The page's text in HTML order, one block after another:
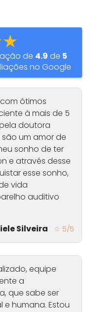
de 4.9 de 5
no Google
ótimos
à mais de 5
doutora
são um amor de
sonho de ter
e através desse
esse sonho,
vida
auditivo
Silveira
☆ 5/5
equipe
a
que sabe ser
e humana. Estou